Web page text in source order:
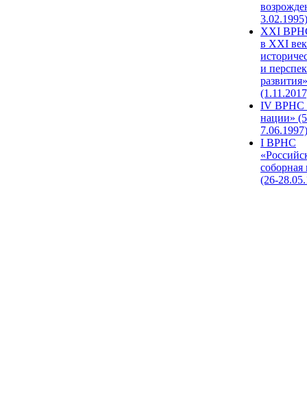
3.02.1995)
XХI
в XXI
и
развития»
IV ВРНС
нации»
7.06.1997)
I ВРНС
(26-